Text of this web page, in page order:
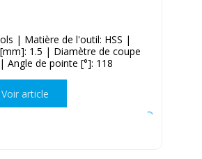
| Matière de l'outil: HSS |
1.5 | Diamètre de coupe
Angle de pointe [°]: 118
Voir article